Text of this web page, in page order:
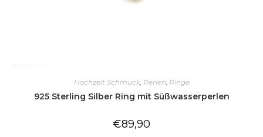
Hochzeit Schmuck, Perlen Ringe
925 Sterling Silber Ring mit Süßwasserperlen
€89,90